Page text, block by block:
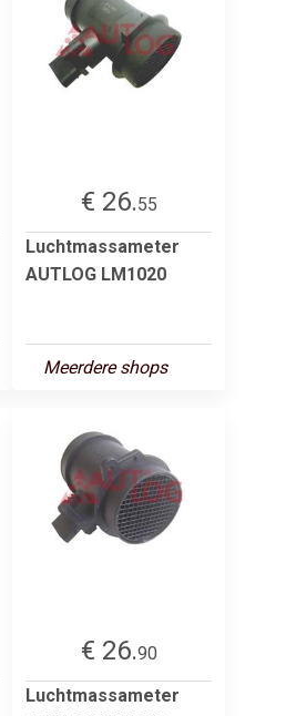
€ 26.55
Luchtmassameter
AUTLOG LM1020
Meerdere shops
€ 26.90
Luchtmassameter